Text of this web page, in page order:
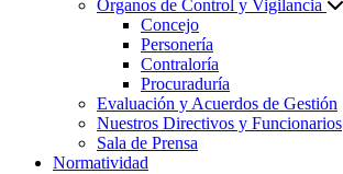
Órganos de Control y Vigilancia
Concejo
Personería
Contraloría
Procuraduría
Evaluación y Acuerdos de Gestión
Nuestros Directivos y Funcionarios
Sala de Prensa
Normatividad